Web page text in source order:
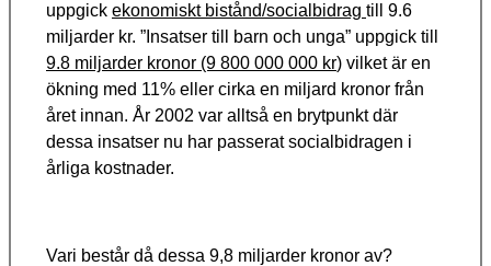
uppgick ekonomiskt bistånd/socialbidrag till 9.6
miljarder kr. ”Insatser till barn och unga” uppgick till
9.8 miljarder kronor (9 800 000 000 kr) vilket är en
ökning med 11% eller cirka en miljard kronor från
året innan. År 2002 var alltså en brytpunkt där
dessa insatser nu har passerat socialbidragen i
årliga kostnader.
Vari består då dessa 9,8 miljarder kronor av?